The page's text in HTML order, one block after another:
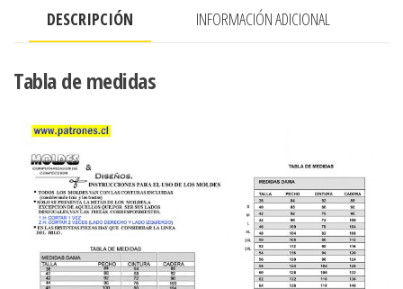
cantidad
DESCRIPCIÓN INFORMACIÓN ADICIONAL
Tabla de medidas